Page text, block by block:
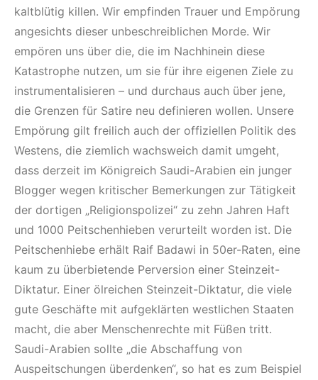
kaltblütig killen. Wir empfinden Trauer und Empörung
angesichts dieser unbeschreiblichen Morde. Wir
empören uns über die, die im Nachhinein diese
Katastrophe nutzen, um sie für ihre eigenen Ziele zu
instrumentalisieren – und durchaus auch über jene,
die Grenzen für Satire neu definieren wollen. Unsere
Empörung gilt freilich auch der offiziellen Politik des
Westens, die ziemlich wachsweich damit umgeht,
dass derzeit im Königreich Saudi-Arabien ein junger
Blogger wegen kritischer Bemerkungen zur Tätigkeit
der dortigen „Religionspolizei“ zu zehn Jahren Haft
und 1000 Peitschenhieben verurteilt worden ist. Die
Peitschenhiebe erhält Raif Badawi in 50er-Raten, eine
kaum zu überbietende Perversion einer Steinzeit-
Diktatur. Einer ölreichen Steinzeit-Diktatur, die viele
gute Geschäfte mit aufgeklärten westlichen Staaten
macht, die aber Menschenrechte mit Füßen tritt.
Saudi-Arabien sollte „die Abschaffung von
Auspeitschungen überdenken“, so hat es zum Beispiel